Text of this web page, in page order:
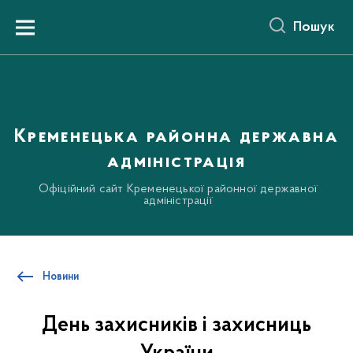
вмістуMenu Пошук
Кременецька районна державна
адміністрація
Офіційний сайт Кременецької районної державної
адміністрації
Новини
День захисників і захисниць